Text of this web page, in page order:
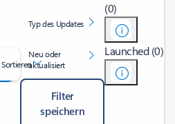
Sortieren
Typ des Updates
Neu oder
aktualisiert
Filter
speichern
(0)
Launched (0)